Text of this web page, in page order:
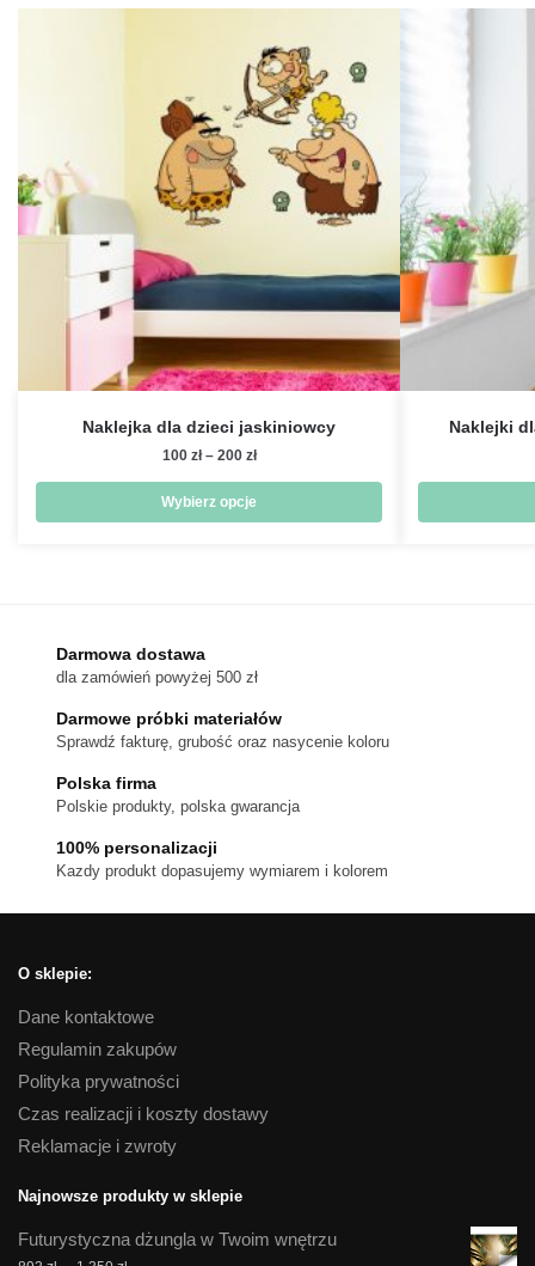
Naklejka dla dzieci jaskiniowcy
100 zł – 200 złZakres
od
100 zł
Wybierz opcje
Opcje
można
wybrać
stronie
Naklejki
Darmowa dostawa
dla zamówień powyżej 500 zł
Darmowe próbki materiałów
Sprawdź fakturę, grubość oraz nasycenie koloru
Polska firma
Polskie produkty, polska gwarancja
100% personalizacji
Kazdy produkt dopasujemy wymiarem i kolorem
O sklepie:
Dane kontaktowe
Regulamin zakupów
Polityka prywatności
Czas realizacji i koszty dostawy
Reklamacje i zwroty
Najnowsze produkty w sklepie
Futurystyczna dżungla w Twoim wnętrzu